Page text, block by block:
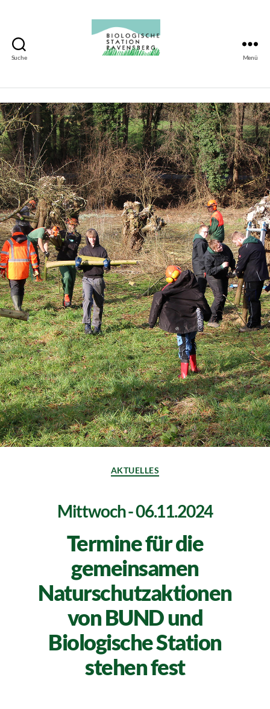
Suche
Ravensberg
Menü
AKTUELLES
Mittwoch - 06.11.2024
Termine für die
gemeinsamen
Naturschutzaktionen
von BUND und
Biologische Station
stehen fest